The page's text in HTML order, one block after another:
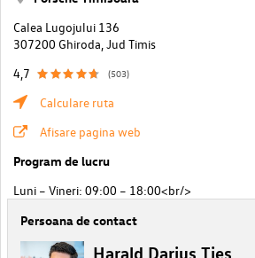
Calea Lugojului 136
307200 Ghiroda, Jud Timis
4,7
(503)
Calculare ruta
Afisare pagina web
Program de lucru
Luni – Vineri: 09:00 – 18:00<br/>
Persoana de contact
Harald Darius Ties